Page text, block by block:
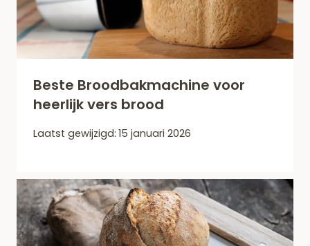
Beste Broodbakmachine voor
heerlijk vers brood
Laatst gewijzigd: 15 januari 2026